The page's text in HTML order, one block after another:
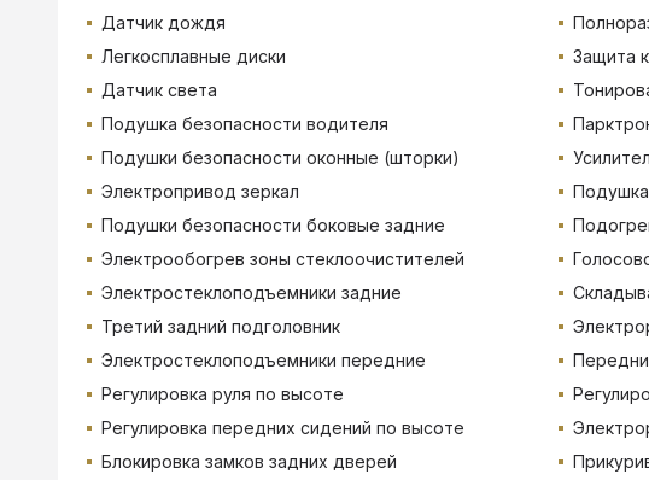
Датчик дождя
Легкосплавные диски
Защита
Датчик света
Подушка безопасности водителя
Подушки безопасности оконные (шторки)
Электропривод зеркал
Подушки безопасности боковые задние
Электрообогрев зоны стеклоочистителей
Электростеклоподъемники задние
Третий задний подголовник
Электростеклоподъемники передние
Регулировка руля по высоте
Регулировка передних сидений по высоте
Блокировка замков задних дверей